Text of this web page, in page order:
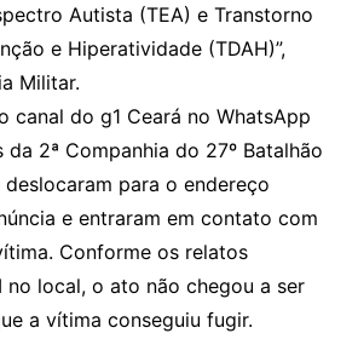
Autista (TEA) e Transtorno
e Hiperatividade (TDAH)”,
Militar.
canal do g1 Ceará no WhatsApp
da 2ª Companhia do 27º Batalhão
para o endereço
e entraram em contato com
Conforme os relatos
no local, o ato não chegou a ser
a vítima conseguiu fugir.